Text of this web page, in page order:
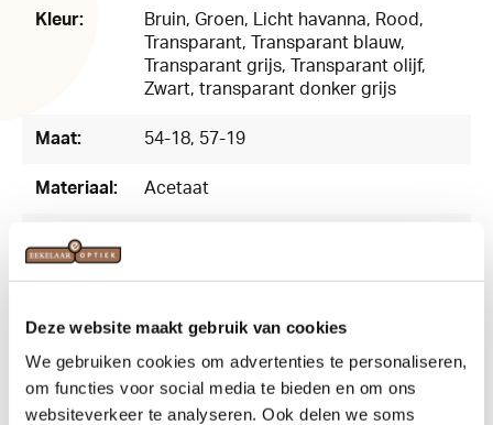
Deze website maakt gebruik van cookies
We gebruiken cookies om advertenties te personaliseren,
om functies voor social media te bieden en om ons
websiteverkeer te analyseren. Ook delen we soms
Kleur:
Bruin, Groen, Licht havanna, Rood,
Transparant, Transparant blauw,
Transparant grijs, Transparant olijf,
Zwart, transparant donker grijs
Maat: 54-18, 57-19
Materiaal: Acetaat
Vorm:
Related products